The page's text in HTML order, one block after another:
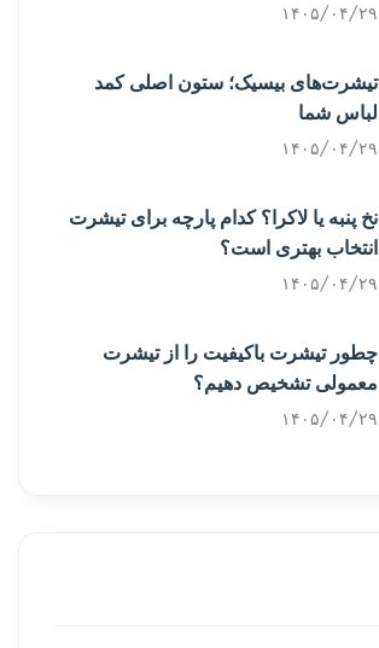
۱۴۰۵/۰۴/۲۹
تیشرت‌های بیسیک؛ ستون اصلی کمد
لباس شما
۱۴۰۵/۰۴/۲۹
نخ پنبه یا لاکرا؟ کدام پارچه برای تیشرت
انتخاب بهتری است؟
۱۴۰۵/۰۴/۲۹
چطور تیشرت باکیفیت را از تیشرت
معمولی تشخیص دهیم؟
۱۴۰۵/۰۴/۲۹